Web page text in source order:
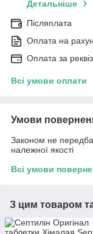
Детальніше
Післяплата
Оплата на
Оплата за
Всі умови оплати
Умови
Законом не
належної якості
Всі умови
З цим товаром